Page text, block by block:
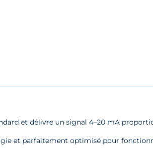
et délivre un signal 4–20 mA
et parfaitement optimisé pour